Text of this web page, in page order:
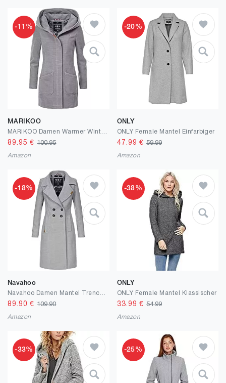
-11%
MARIKOO
89.95 €100.95
Amazon
-20%
ONLY
ONLY Female Mantel Einfarbiger
47.99 € 59.99
Amazon
-18%
Navahoo
89.90 €109.90
Amazon
-38%
ONLY
ONLY Female Mantel Klassischer
33.99 € 54.99
Amazon
-33% -25%